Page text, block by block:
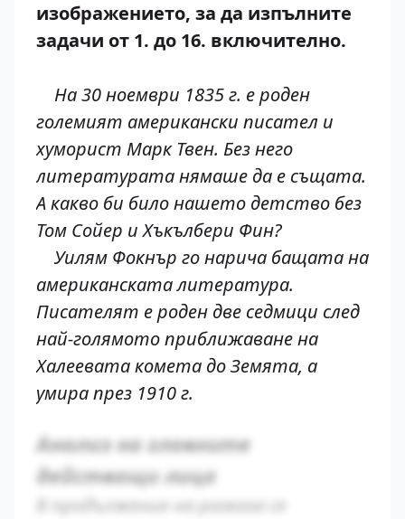
изображението, за да изпълните
задачи от 1. до 16. включително.
На 30 ноември 1835 г. е роден
големият американски писател и
хуморист Марк Твен. Без него
литературата нямаше да е същата.
А какво би било нашето детство без
Том Сойер и Хъкълбери Фин?
Уилям Фокнър го нарича бащата на
американската литература.
Писателят е роден две седмици след
най-голямото приближаване на
Халеевата комета до Земята, а
умира през 1910 г.
Анализ на главните
действащи лица
В продължение на разказа се